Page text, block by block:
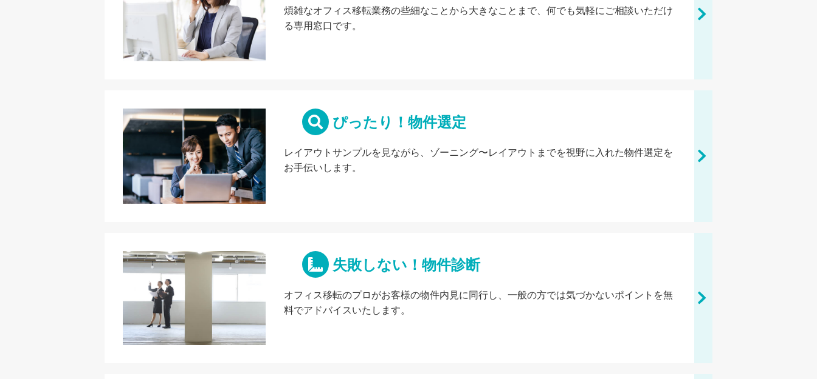
煩雑なオフィス移転業務の些細なことから大きなことまで、何でも気軽にご相談いただけ
る専用窓口です。
ぴったり！物件選定
レイアウトサンプルを見ながら、ゾーニング〜レイアウトまでを視野に入れた物件選定を
お手伝いします。
失敗しない！物件診断
オフィス移転のプロがお客様の物件内見に同行し、一般の方では気づかないポイントを無
料でアドバイスいたします。